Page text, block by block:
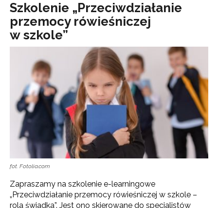
Szkolenie „Przeciwdziałanie
przemocy rówieśniczej
w szkole”
fot. Fotolia.com
Zapraszamy na szkolenie e-learningowe
„Przeciwdziałanie przemocy rówieśniczej w szkole –
rola świadka”. Jest ono skierowane do specjalistów